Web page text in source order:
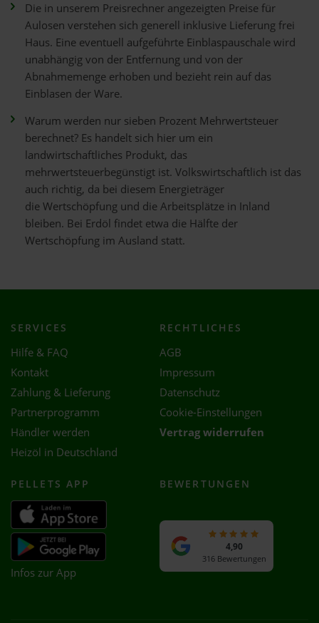
Die in unserem Preisrechner angezeigten Preise für
Aulosen verstehen sich generell inklusive Lieferung frei
Haus. Eine eventuell aufgeführte Einblaspauschale wird
unabhängig von der Entfernung und von der
Abnahmemenge erhoben und bezieht rein auf das
Einblasen der Ware.
Warum werden nur sieben Prozent Mehrwertsteuer
berechnet? Es handelt sich hier um ein
landwirtschaftliches Produkt, das
mehrwertsteuerbegünstigt ist. Volkswirtschaftlich ist das
auch richtig, da bei diesem Energieträger
die Wertschöpfung und die Arbeitsplätze in Inland
bleiben. Bei Erdöl findet etwa die Hälfte der
Wertschöpfung im Ausland statt.
SERVICES
Hilfe & FAQ
Kontakt
Zahlung & Lieferung
Partnerprogramm
Händler werden
Heizöl in Deutschland
RECHTLICHES
AGB
Impressum
Datenschutz
Cookie-Einstellungen
Vertrag widerrufen
PELLETS APP
Infos zur App
BEWERTUNGEN
4,90
316 Bewertungen